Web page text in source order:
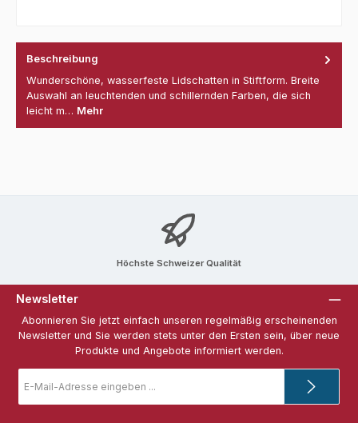
Beschreibung
Wunderschöne, wasserfeste Lidschatten in Stiftform. Breite
Auswahl an leuchtenden und schillernden Farben, die sich
leicht m… Mehr
Höchste Schweizer Qualität
Newsletter
Abonnieren Sie jetzt einfach unseren regelmäßig erscheinenden
Newsletter und Sie werden stets unter den Ersten sein, über neue
Produkte und Angebote informiert werden.
Mail-
Adresse